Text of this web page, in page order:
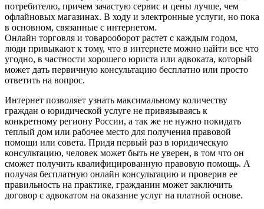
потребителю, причем зачастую сервис и цены лучше, чем
офлайновых магазинах. В ходу и электронные услуги, но пока
в основном, связанные с интернетом.
Онлайн торговля и товарооборот растет с каждым годом,
люди привыкают к тому, что в интернете можно найти все что
угодно, в частности хорошего юриста или адвоката, который
может дать первичную консультацию бесплатно или просто
ответить на вопрос.
Интернет позволяет узнать максимальному количеству
граждан о юридической услуге не привязываясь к
конкретному региону России, а так же не нужно покидать
теплый дом или рабочее место для получения правовой
помощи или совета. Придя первый раз в юридическую
консультацию, человек может быть не уверен, в том что он
сможет получить квалифицированную правовую помощь. А
получая бесплатную онлайн консультацию и проверив ее
правильность на практике, гражданин может заключить
договор с адвокатом на оказание услуг на платной основе.